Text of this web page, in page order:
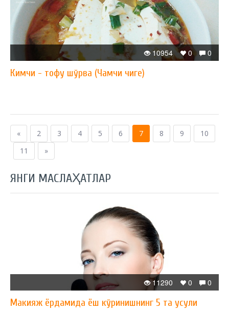
0
0
10954
Кимчи - тофу шўрва (Чамчи чиге)
« 2 3 4 5 6 7 8 9
10
11
»
ЯНГИ МАСЛАҲАТЛАР
0
0
11290
Макияж ёрдамида ёш кўринишнинг 5 та усули